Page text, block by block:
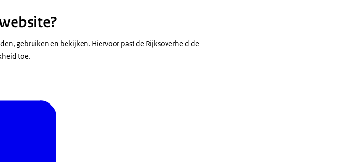
gebruiken en bekijken. Hiervoor past de Rijksoverheid de
toe.